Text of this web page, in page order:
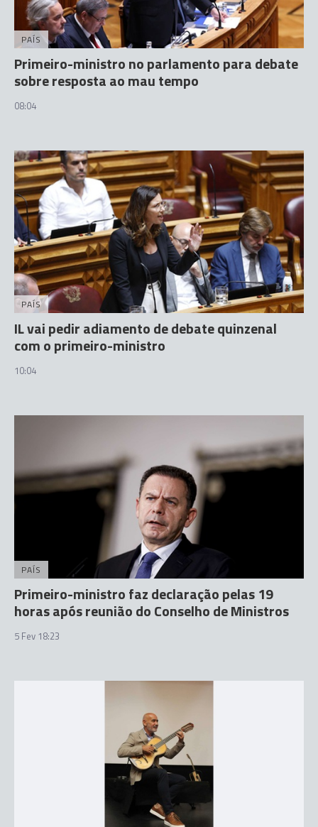
PAÍS
Primeiro-ministro no parlamento para debate
sobre resposta ao mau tempo
08:04
PAÍS
IL vai pedir adiamento de debate quinzenal
com o primeiro-ministro
10:04
PAÍS
Primeiro-ministro faz declaração pelas 19
horas após reunião do Conselho de Ministros
5 Fev 18:23